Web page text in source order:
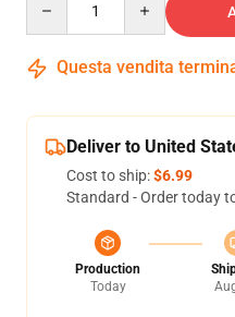
Questa vendita
Deliver to United
Cost to ship:$6.99
Standard - Order today
Production
Today